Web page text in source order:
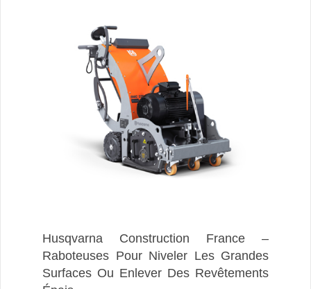
Husqvarna Construction France –
Raboteuses Pour Niveler Les Grandes
Surfaces Ou Enlever Des Revêtements